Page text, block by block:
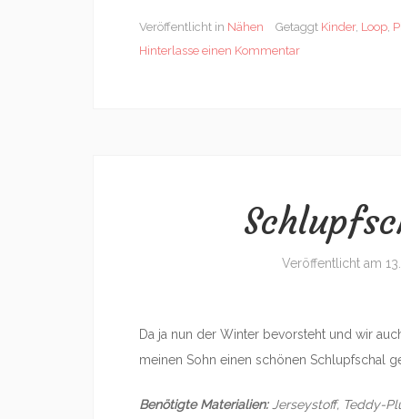
Veröffentlicht in Nähen Getaggt Kinder, Loop,
Hinterlasse einen Kommentar
Veröffentlicht am
Da ja nun der Winter bevorsteht und wir
meinen Sohn einen schönen Schlupfschal
Benötigte Materialien:Jerseystoff, Teddy-